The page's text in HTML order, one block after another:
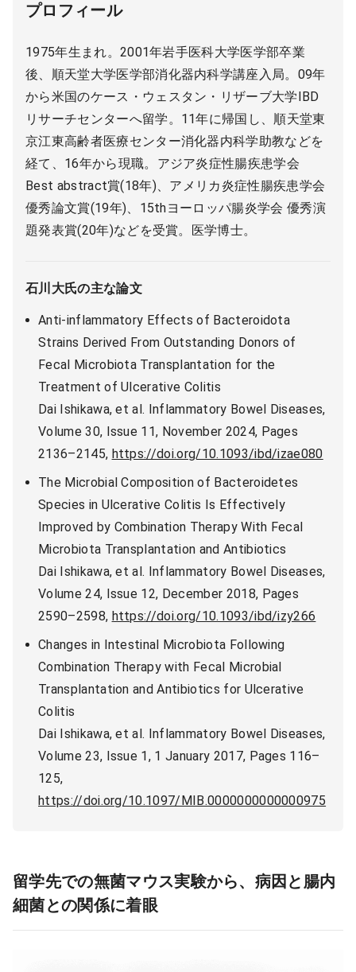
プロフィール
1975年生まれ。2001年岩手医科大学医学部卒業
後、順天堂大学医学部消化器内科学講座入局。09年
から米国のケース・ウェスタン・リザーブ大学IBD
リサーチセンターへ留学。11年に帰国し、順天堂東
京江東高齢者医療センター消化器内科学助教などを
経て、16年から現職。アジア炎症性腸疾患学会
Best abstract賞(18年)、アメリカ炎症性腸疾患学会
優秀論文賞(19年)、15thヨーロッパ腸炎学会 優秀演
題発表賞(20年)などを受賞。医学博士。
石川大氏の主な論文
Anti-inflammatory Effects of Bacteroidota
Strains Derived From Outstanding Donors of
Fecal Microbiota Transplantation for the
Treatment of Ulcerative Colitis
Dai Ishikawa, et al. Inflammatory Bowel Diseases,
Volume 30, Issue 11, November 2024, Pages
2136–2145, https://doi.org/10.1093/ibd/izae080
The Microbial Composition of Bacteroidetes
Species in Ulcerative Colitis Is Effectively
Improved by Combination Therapy With Fecal
Microbiota Transplantation and Antibiotics
Dai Ishikawa, et al. Inflammatory Bowel Diseases,
Volume 24, Issue 12, December 2018, Pages
2590–2598, https://doi.org/10.1093/ibd/izy266
Changes in Intestinal Microbiota Following
Combination Therapy with Fecal Microbial
Transplantation and Antibiotics for Ulcerative
Colitis
Dai Ishikawa, et al. Inflammatory Bowel Diseases,
Volume 23, Issue 1, 1 January 2017, Pages 116–
125,
https://doi.org/10.1097/MIB.0000000000000975
留学先での無菌マウス実験から、病因と腸内
細菌との関係に着眼